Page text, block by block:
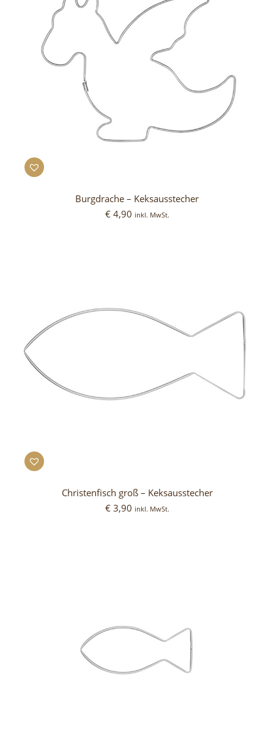
Burgdrache – Keksausstecher
€4,90 inkl. MwSt.
Christenfisch groß – Keksausstecher
€3,90 inkl. MwSt.